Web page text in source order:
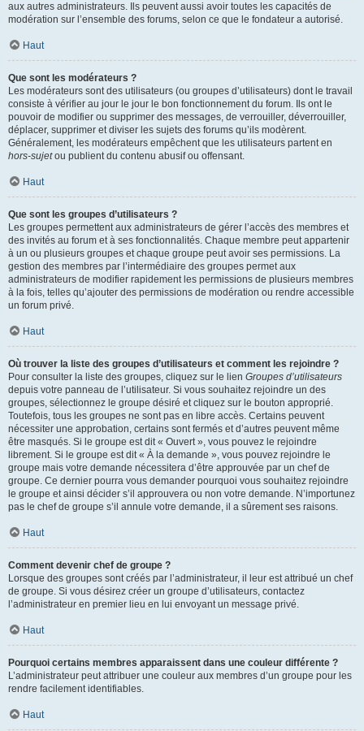
aux autres administrateurs. Ils peuvent aussi avoir toutes les capacités de
modération sur l’ensemble des forums, selon ce que le fondateur a autorisé.
Haut
Que sont les modérateurs ?
Les modérateurs sont des utilisateurs (ou groupes d’utilisateurs) dont le travail
consiste à vérifier au jour le jour le bon fonctionnement du forum. Ils ont le
pouvoir de modifier ou supprimer des messages, de verrouiller, déverrouiller,
déplacer, supprimer et diviser les sujets des forums qu’ils modèrent.
Généralement, les modérateurs empêchent que les utilisateurs partent en
hors-sujetou publient du contenu abusif ou offensant.
Haut
Que sont les groupes d’utilisateurs ?
Les groupes permettent aux administrateurs de gérer l’accès des membres et
des invités au forum et à ses fonctionnalités. Chaque membre peut appartenir
à un ou plusieurs groupes et chaque groupe peut avoir ses permissions. La
gestion des membres par l’intermédiaire des groupes permet aux
administrateurs de modifier rapidement les permissions de plusieurs membres
à la fois, telles qu’ajouter des permissions de modération ou rendre accessible
un forum privé.
Haut
Où trouver la liste des groupes d’utilisateurs et comment les rejoindre ?
Pour consulter la liste des groupes, cliquez sur le lien Groupes d’utilisateurs
depuis votre panneau de l’utilisateur. Si vous souhaitez rejoindre un des
groupes, sélectionnez le groupe désiré et cliquez sur le bouton approprié.
Toutefois, tous les groupes ne sont pas en libre accès. Certains peuvent
nécessiter une approbation, certains sont fermés et d’autres peuvent même
être masqués. Si le groupe est dit « Ouvert », vous pouvez le rejoindre
librement. Si le groupe est dit « À la demande », vous pouvez rejoindre le
groupe mais votre demande nécessitera d’être approuvée par un chef de
groupe. Ce dernier pourra vous demander pourquoi vous souhaitez rejoindre
le groupe et ainsi décider s’il approuvera ou non votre demande. N’importunez
pas le chef de groupe s’il annule votre demande, il a sûrement ses raisons.
Haut
Comment devenir chef de groupe ?
Lorsque des groupes sont créés par l’administrateur, il leur est attribué un chef
de groupe. Si vous désirez créer un groupe d’utilisateurs, contactez
l’administrateur en premier lieu en lui envoyant un message privé.
Haut
Pourquoi certains membres apparaissent dans une couleur différente ?
L’administrateur peut attribuer une couleur aux membres d’un groupe pour les
rendre facilement identifiables.
Haut